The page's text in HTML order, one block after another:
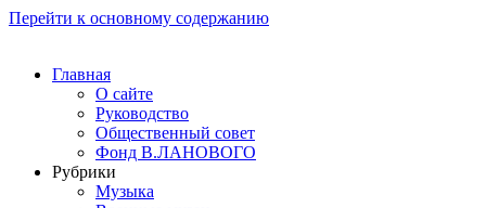
Перейти к основному содержанию
Главная
О сайте
Руководство
Общественный совет
Фонд В.ЛАНОВОГО
Рубрики
Музыка